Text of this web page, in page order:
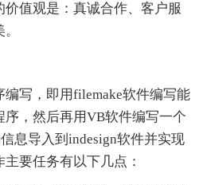
价值观是：真诚合作、客户服
编写，即用filemake软件编写能
，然后再用VB软件编写一个
息导入到indesign软件并实现
要任务有以下几点：